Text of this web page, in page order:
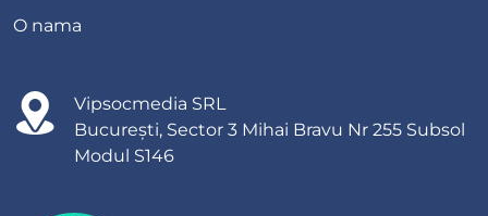
O nama
Vipsocmedia SRL
București, Sector 3 Mihai Bravu Nr 255 Subsol
Modul S146